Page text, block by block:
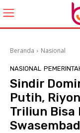
Beranda Nasional
NASIONAL
Sindir
Putih,
Triliun Bisa